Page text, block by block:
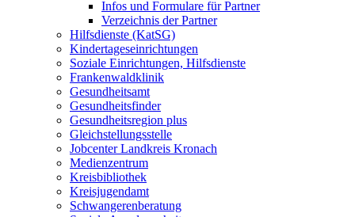
Infos und Formulare für Partner
Verzeichnis der Partner
Hilfsdienste (KatSG)
Kindertageseinrichtungen
Soziale Einrichtungen, Hilfsdienste
Frankenwaldklinik
Gesundheitsamt
Gesundheitsfinder
Gesundheitsregion plus
Gleichstellungsstelle
Jobcenter Landkreis Kronach
Medienzentrum
Kreisbibliothek
Kreisjugendamt
Schwangerenberatung